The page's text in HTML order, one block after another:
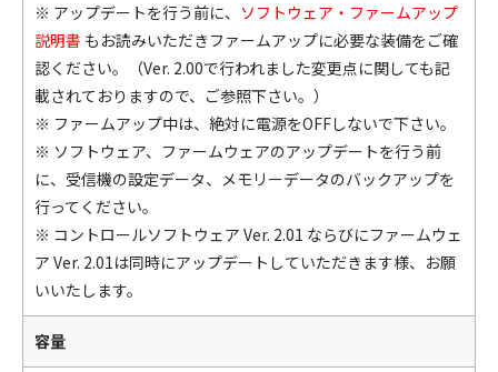
※ アップデートを行う前に、 ソフトウェア・ファームアップ
説明書 もお読みいただきファームアップに必要な装備をご確
認ください。（Ver. 2.00で行われました変更点に関しても記
載されておりますので、ご参照下さい。）
※ ファームアップ中は、絶対に電源をOFFしないで下さい。
※ ソフトウェア、ファームウェアのアップデートを行う前
に、受信機の設定データ、メモリーデータのバックアップを
行ってください。
※ コントロールソフトウェア Ver. 2.01 ならびにファームウェ
ア Ver. 2.01は同時にアップデートしていただきます様、お願
いいたします。
容量